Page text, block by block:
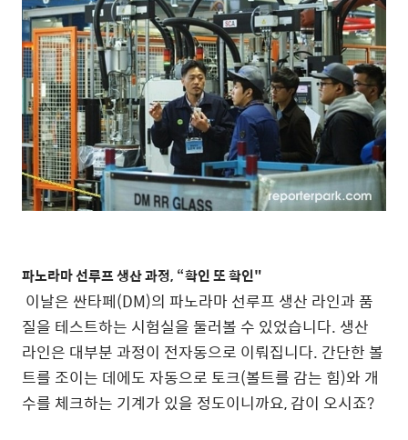
파노라마 선루프 생산 과정, “확인 또 확인"
이날은 싼타페(DM)의 파노라마 선루프 생산 라인과 품
질을 테스트하는 시험실을 둘러볼 수 있었습니다. 생산
라인은 대부분 과정이 전자동으로 이뤄집니다. 간단한 볼
트를 조이는 데에도 자동으로 토크(볼트를 감는 힘)와 개
수를 체크하는 기계가 있을 정도이니까요, 감이 오시죠?